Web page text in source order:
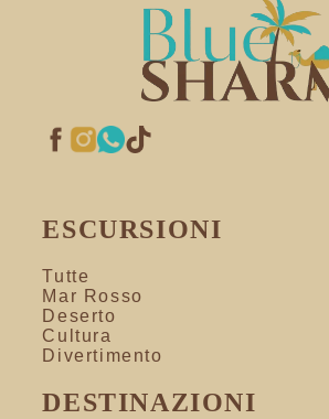
ESCURSIONI
Tutte
Mar Rosso
Deserto
Cultura
Divertimento
DESTINAZIONI